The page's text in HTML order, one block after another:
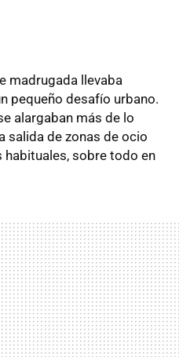
madrugada llevaba
pequeño desafío urbano.
alargaban más de lo
salida de zonas de ocio
habituales, sobre todo en